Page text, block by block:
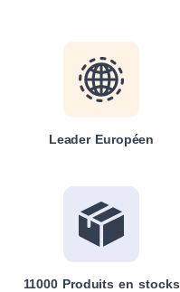
Leader Européen
11000 Produits en stocks